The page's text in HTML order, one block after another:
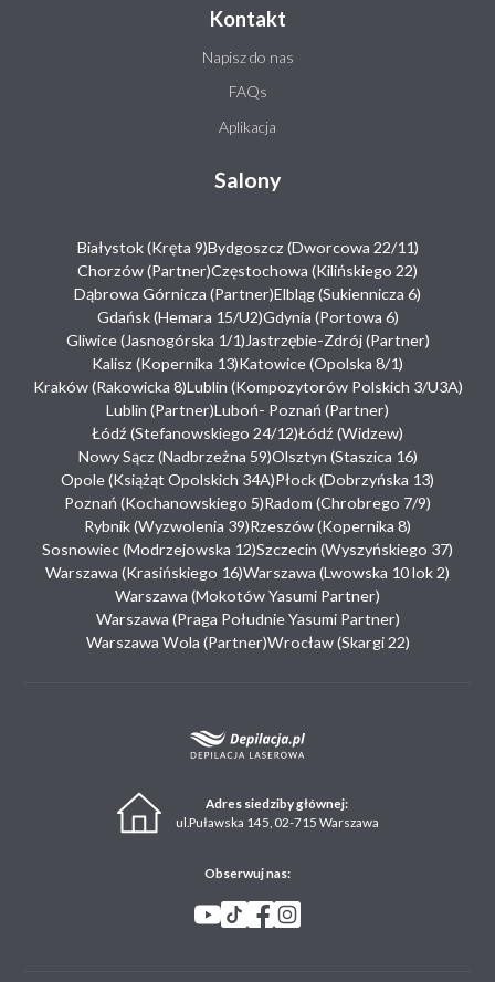
Kontakt
Napisz do nas
FAQs
Aplikacja
Salony
Białystok (Kręta 9)Bydgoszcz (Dworcowa 22/11)
Chorzów (Partner)Częstochowa (Kilińskiego 22)
Dąbrowa Górnicza (Partner)Elbląg (Sukiennicza 6)
Gdańsk (Hemara 15/U2)Gdynia (Portowa 6)
Gliwice (Jasnogórska 1/1) Jastrzębie-Zdrój (Partner)
Kalisz (Kopernika 13)Katowice (Opolska 8/1)
Kraków (Rakowicka 8)Lublin (Kompozytorów Polskich 3/U3A)
Lublin (Partner)Luboń- Poznań (Partner)
Łódź (Stefanowskiego 24/12)Łódź (Widzew)
Nowy Sącz (Nadbrzeżna 59)Olsztyn (Staszica 16)
Opole (Książąt Opolskich 34A)Płock (Dobrzyńska 13)
Poznań (Kochanowskiego 5)Radom (Chrobrego 7/9)
Rybnik (Wyzwolenia 39)Rzeszów (Kopernika 8)
Sosnowiec (Modrzejowska 12)Szczecin (Wyszyńskiego 37)
Warszawa (Krasińskiego 16)Warszawa (Lwowska 10 lok 2)
Warszawa (Mokotów Yasumi Partner)
Warszawa (Praga Południe Yasumi Partner)
Warszawa Wola (Partner)Wrocław (Skargi 22)
Adres siedziby głównej:
ul.Puławska 145, 02-715 Warszawa
Obserwuj nas: